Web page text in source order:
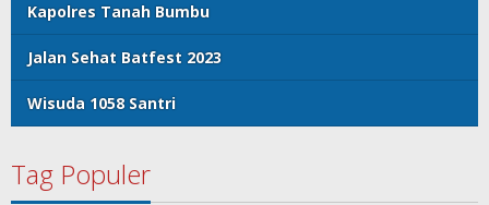
Kapolres Tanah Bumbu
Jalan Sehat Batfest 2023
Wisuda 1058 Santri
Tag Populer